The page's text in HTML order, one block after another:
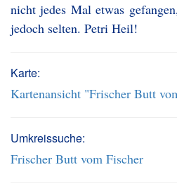
nicht jedes Mal etwas
jedoch selten. Petri Heil!
Karte:
Kartenansicht "Frischer Butt
Umkreissuche:
Frischer Butt vom Fischer